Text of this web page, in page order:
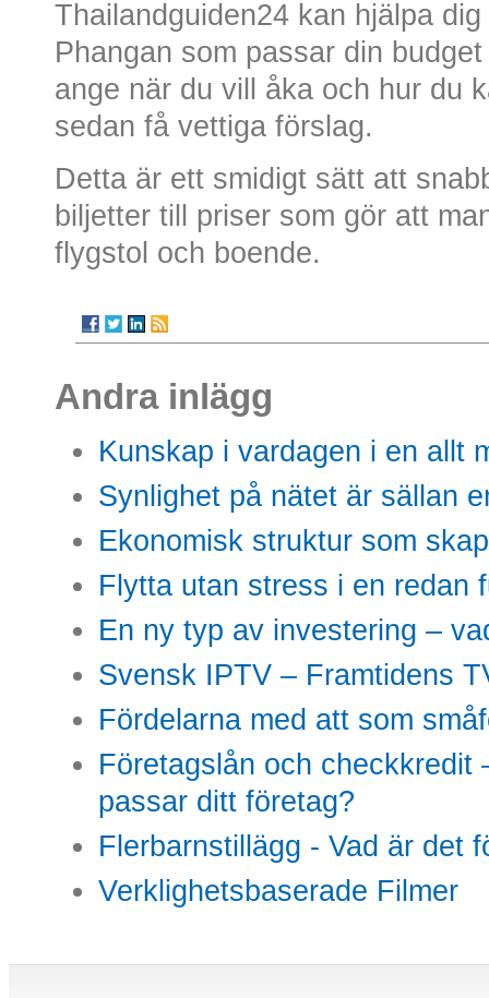
Thailandguiden24 kan hjälpa
Phangan som passar din
ange när du vill åka och hur du
sedan få vettiga förslag.
Detta är ett smidigt sätt att
biljetter till priser som gör att
flygstol och boende.
Andra inlägg
Kunskap i vardagen i en allt
Synlighet på nätet är sällan
Ekonomisk struktur som
Flytta utan stress i en redan
En ny typ av investering –
Svensk IPTV – Framtidens
Fördelarna med att som
Företagslån och checkkredit
passar ditt företag?
Flerbarnstillägg - Vad är det
Verklighetsbaserade Filmer